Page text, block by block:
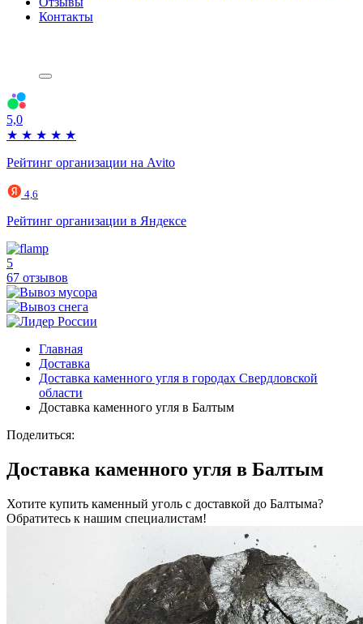
Контакты
5,0
★ ★ ★ ★ ★
Рейтинг организации на Avito
4,6
Рейтинг организации в Яндексе
5
67 отзывов
Главная
Доставка
Доставка каменного угля в городах Свердловской
области
Доставка каменного угля в Балтым
Поделиться:
Доставка каменного угля в Балтым
Хотите купить каменный уголь с доставкой до Балтыма?
Обратитесь к нашим специалистам!